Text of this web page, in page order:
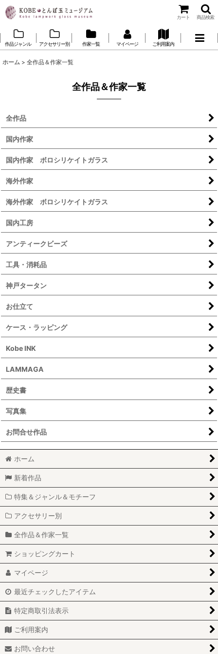
カート 商品検索
作品ジャンル アクセサリー別 作家一覧 マイページ ご利用案内
ホーム > 全作品＆作家一覧
全作品＆作家一覧
全作品
国内作家
国内作家 ボロシリケイトガラス
海外作家
海外作家 ボロシリケイトガラス
国内工房
アンティークビーズ
工具・消耗品
神戸タータン
お仕立て
ケース・ラッピング
Kobe INK
LAMMAGA
歴史書
写真集
お問合せ作品
ホーム
新着作品
特集＆ジャンル＆モチーフ
アクセサリー別
全作品＆作家一覧
ショッピングカート
マイページ
最近チェックしたアイテム
特定商取引法表示
ご利用案内
お問い合わせ